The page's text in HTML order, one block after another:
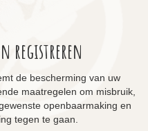
registreren
de bescherming van uw
maatregelen om misbruik,
openbaarmaking en
tegen te gaan.